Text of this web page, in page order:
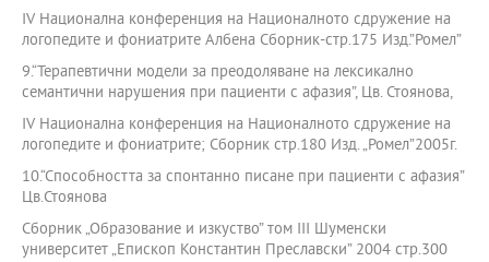
ІV Национална конференция на Националното сдружение на
логопедите и фониатрите Албена Сборник-стр.175 Изд.”Ромел”
9.“Терапевтични модели за преодоляване на лексикално
семантични нарушения при пациенти с афазия”, Цв. Стоянова,
ІV Национална конференция на Националното сдружение на
логопедите и фониатрите; Сборник стр.180 Изд. „Ромел”2005г.
10.“Способността за спонтанно писане при пациенти с афазия”
Цв.Стоянова
Сборник „Образование и изкуство” том III Шуменски
университет „Епископ Константин Преславски” 2004 стр.300